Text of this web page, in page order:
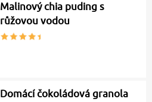
Malinový chia puding s
růžovou vodou
Domácí čokoládová granola